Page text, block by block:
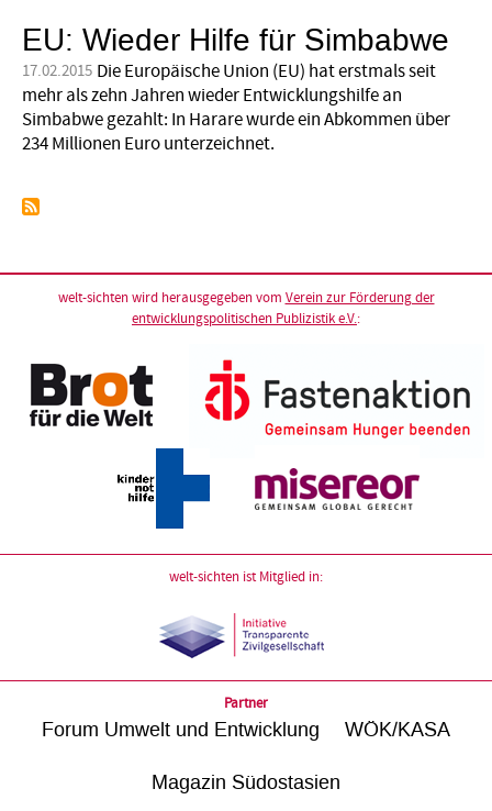
EU: Wieder Hilfe für Simbabwe
17.02.2015 Die Europäische Union (EU) hat erstmals seit
mehr als zehn Jahren wieder Entwicklungshilfe an
Simbabwe gezahlt: In Harare wurde ein Abkommen über
234 Millionen Euro unterzeichnet.
welt-sichten wird herausgegeben vom Verein zur Förderung der
entwicklungspolitischen Publizistik e.V.:
welt-sichten ist Mitglied in:
Partner
Forum Umwelt und Entwicklung WÖK/KASA
Magazin Südostasien